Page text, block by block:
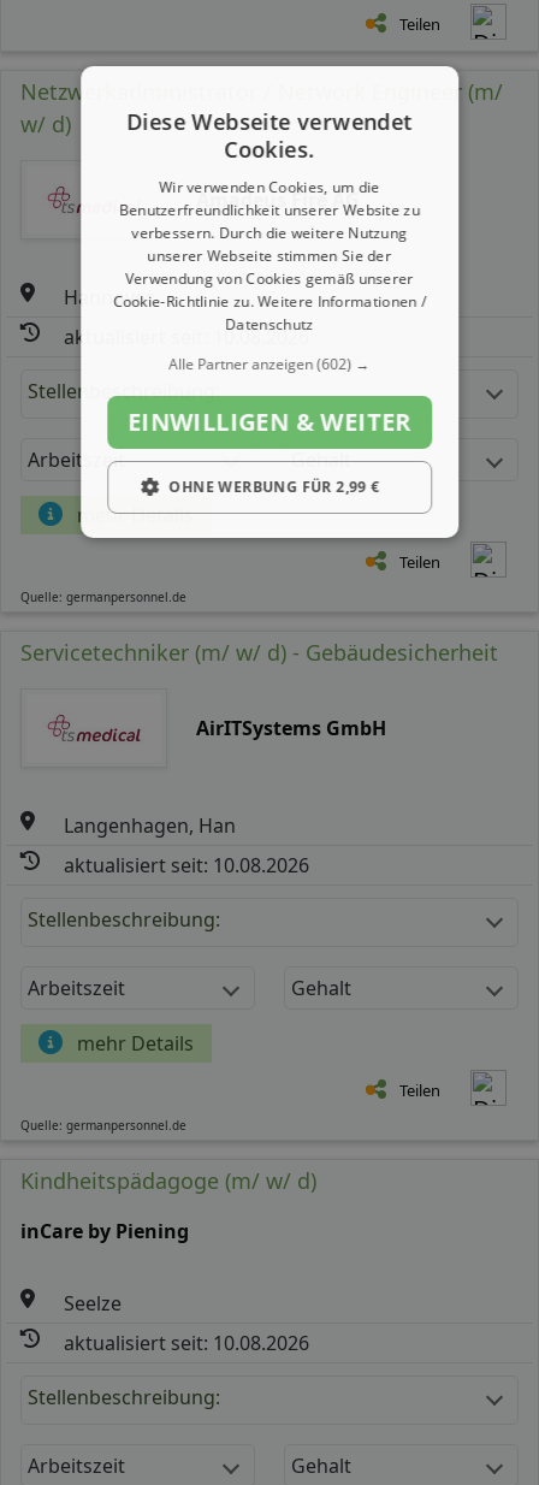
Teilen
Netzwerkadministrator / Network Engineer (m/
w/ d)
Amadeus Fire AG
Hannover
aktualisiert seit: 10.08.2026
Stellenbeschreibung:
Arbeitszeit Gehalt
mehr Details
Teilen
Quelle: germanpersonnel.de
Servicetechniker (m/ w/ d) - Gebäudesicherheit
AirITSystems GmbH
Langenhagen, Han
aktualisiert seit: 10.08.2026
Stellenbeschreibung:
Arbeitszeit Gehalt
mehr Details
Teilen
Quelle: germanpersonnel.de
Kindheitspädagoge (m/ w/ d)
inCare by Piening
Seelze
aktualisiert seit: 10.08.2026
Stellenbeschreibung:
Arbeitszeit Gehalt
Diese Webseite verwendet
Cookies.
Wir verwenden Cookies, um die
Benutzerfreundlichkeit unserer Website zu
verbessern. Durch die weitere Nutzung
unserer Webseite stimmen Sie der
Verwendung von Cookies gemäß unserer
Cookie-Richtlinie zu.Weitere Informationen /
Datenschutz
Alle Partner anzeigen(602) →
EINWILLIGEN & WEITER
OHNE WERBUNG FÜR 2,99 €